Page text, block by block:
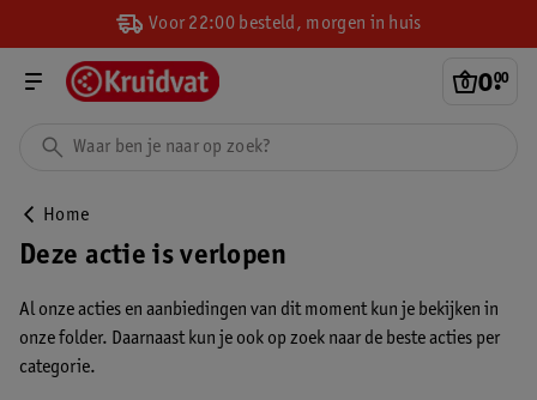
Voor 22:00 besteld, morgen in huis
0.
00
Home
Deze actie is verlopen
Al onze acties en aanbiedingen van dit moment kun je bekijken in
onze folder. Daarnaast kun je ook op zoek naar de beste acties per
categorie.